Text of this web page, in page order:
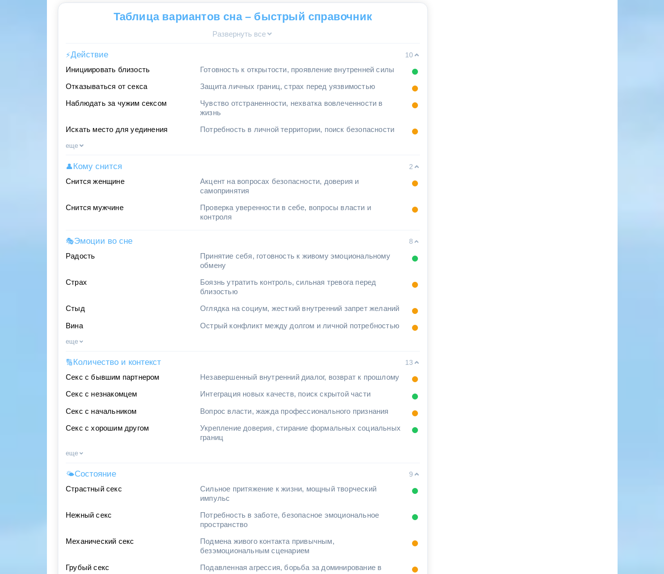
Таблица вариантов сна – быстрый справочник
Развернуть все
⚡Действие
10
Инициировать близость
Готовность к открытости, проявление внутренней силы
Отказываться от секса Защита личных границ, страх перед уязвимостью
Наблюдать за чужим сексом
Чувство отстраненности, нехватка вовлеченности в
жизнь
Искать место для уединения Потребность в личной территории, поиск безопасности
еще
👤Кому снится
2
Снится женщине
Акцент на вопросах безопасности, доверия и
самопринятия
Снится мужчине
Проверка уверенности в себе, вопросы власти и
контроля
🎭Эмоции во сне
8
Радость
Принятие себя, готовность к живому эмоциональному
обмену
Страх
Боязнь утратить контроль, сильная тревога перед
близостью
Стыд Оглядка на социум, жесткий внутренний запрет желаний
Вина Острый конфликт между долгом и личной потребностью
еще
🔢 Количество и контекст
13
Секс с бывшим партнером
Незавершенный внутренний диалог, возврат к прошлому
Секс с незнакомцем Интеграция новых качеств, поиск скрытой части
Секс с начальником Вопрос власти, жажда профессионального признания
Секс с хорошим другом
Укрепление доверия, стирание формальных социальных
границ
еще
🌤Состояние
9
Страстный секс
Сильное притяжение к жизни, мощный творческий
импульс
Нежный секс
Потребность в заботе, безопасное эмоциональное
пространство
Механический секс
Подмена живого контакта привычным,
безэмоциональным сценарием
Грубый секс
Подавленная агрессия, борьба за доминирование в